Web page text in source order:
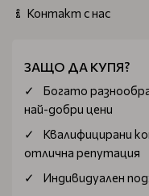
Контакт с нас
ЗАЩО ДА КУПЯ?
Богатo
най-добри цени
Квалифицирани
отлична репутация
Индивидуален